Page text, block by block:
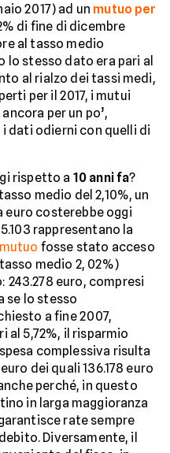
2017) ad un mutuo per
di fine di dicembre
al tasso medio
lo stesso dato era pari al
al rialzo dei tassi medi,
per il 2017, i mutui
ancora per un po’,
odierni con quelli di
rispetto a 10 anni fa?
medio del 2,10%, un
euro costerebbe oggi
rappresentano la
mutuo fosse stato acceso
medio 2, 02%)
243.278 euro, compresi
se lo stesso
a fine 2007,
al 5,72%, il risparmio
complessiva risulta
dei quali 136.178 euro
perché, in questo
in larga maggioranza
rate sempre
Diversamente, il